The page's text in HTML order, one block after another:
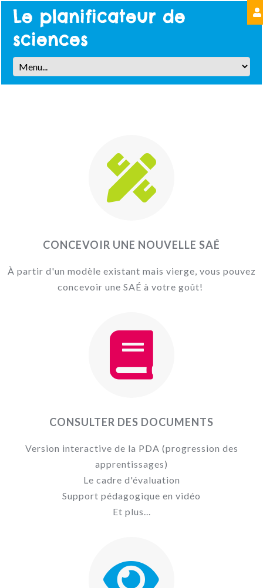
Le planificateur de
sciences
CONCEVOIR UNE NOUVELLE SAÉ
À partir d'un modèle existant mais vierge, vous pouvez
concevoir une SAÉ à votre goût!
CONSULTER DES DOCUMENTS
Version interactive de la PDA (progression des
apprentissages)
Le cadre d'évaluation
Support pédagogique en vidéo
Et plus...